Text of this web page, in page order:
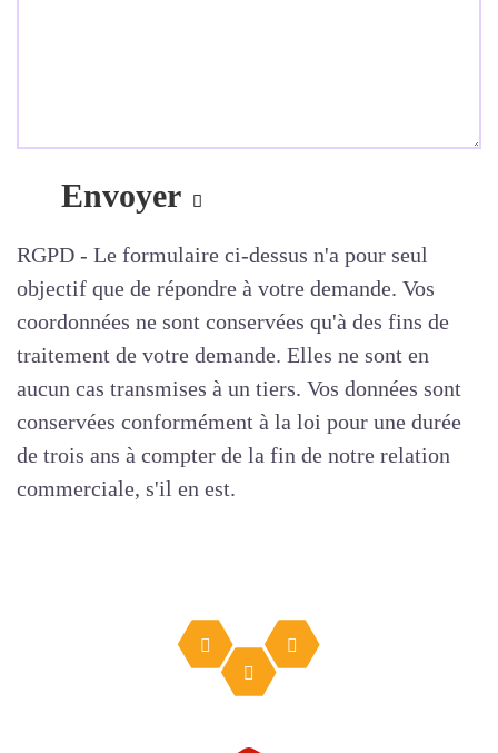
RGPD - Le formulaire ci-dessus n'a pour seul
objectif que de répondre à votre demande. Vos
coordonnées ne sont conservées qu'à des fins de
traitement de votre demande. Elles ne sont en
aucun cas transmises à un tiers. Vos données sont
conservées conformément à la loi pour une durée
de trois ans à compter de la fin de notre relation
commerciale, s'il en est.